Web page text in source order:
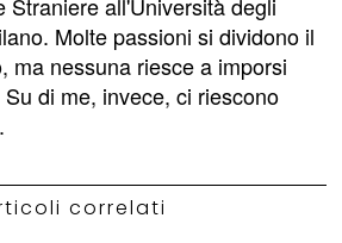
Molte passioni si dividono il
ma nessuna riesce a imporsi
di me, invece, ci riescono
correlati